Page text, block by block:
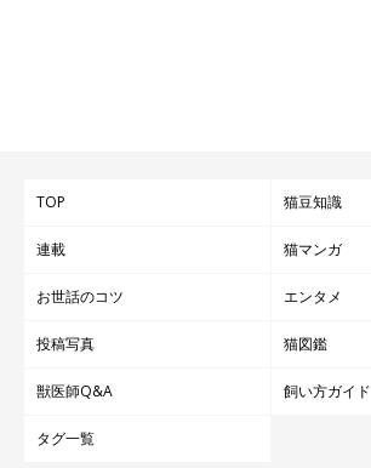
TOP 猫豆知識
連載 猫マンガ
お世話のコツ エンタメ
投稿写真 猫図鑑
獣医師Q&A 飼い方ガイド
タグ一覧